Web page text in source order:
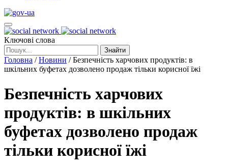
Ключові слова
Знайти
Головна /Новини /Безпечність харчових продуктів: в
шкільних буфетах дозволено продаж тільки корисної їжі
Безпечність харчових
продуктів: в шкільних
буфетах дозволено продаж
тільки корисної їжі